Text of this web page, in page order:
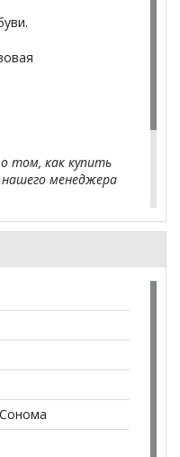
том, как купить
менеджера
магазина
магазинах-